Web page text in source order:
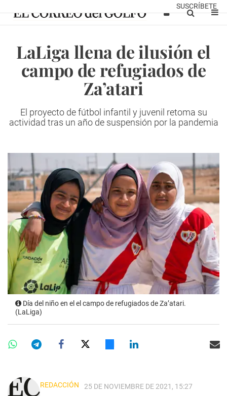
SUSCRÍBETE
LaLiga llena de ilusión el
campo de refugiados de
Za’atari
El proyecto de fútbol infantil y juvenil retoma su
actividad tras un año de suspensión por la pandemia
Día del niño en el el campo de refugiados de Za’atari.
(LaLiga)
REDACCIÓN 25 DE NOVIEMBRE DE 2021, 15:27